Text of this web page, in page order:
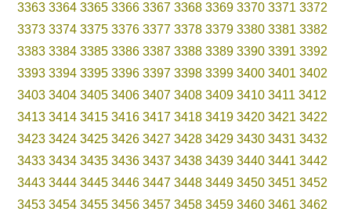
3363 3364 3365 3366 3367 3368 3369 3370 3371 3372
3373 3374 3375 3376 3377 3378 3379 3380 3381 3382
3383 3384 3385 3386 3387 3388 3389 3390 3391 3392
3393 3394 3395 3396 3397 3398 3399 3400 3401 3402
3403 3404 3405 3406 3407 3408 3409 3410 3411 3412
3413 3414 3415 3416 3417 3418 3419 3420 3421 3422
3423 3424 3425 3426 3427 3428 3429 3430 3431 3432
3433 3434 3435 3436 3437 3438 3439 3440 3441 3442
3443 3444 3445 3446 3447 3448 3449 3450 3451 3452
3453 3454 3455 3456 3457 3458 3459 3460 3461 3462